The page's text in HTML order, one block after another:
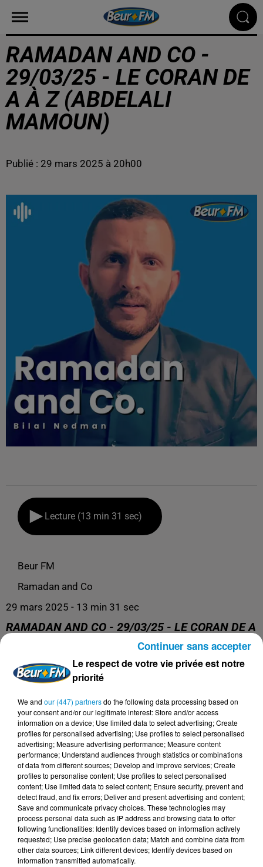
RAMADAN AND CO -
29/03/25 - LE CORAN DE
A À Z (ABDELALI
MAMOUN)
Publié : 29 mars 2025 à 20h00
Lecture (13 min 31 sec)
Beur FM
Ramadan and Co
29 mars 2025 - 13 min 31 sec
RAMADAN AND CO - 29/03/25 - LE CORAN DE A
À Z (ABDELALI MAMOUN)
Le plus grand talkshow du Ramadan !
DERNIERS PODCASTS
24 juillet 2026
Le respect de votre vie privée est notre
priorité
We and our (447) partnersdo the following data processing based on
your consent and/or our legitimate interest: Store and/or access
information on a device; Use limited data to select advertising; Create
profiles for personalised advertising; Use profiles to select personalised
advertising; Measure advertising performance; Measure content
performance; Understand audiences through statistics or combinations
of data from different sources; Develop and improve services; Create
profiles to personalise content; Use profiles to select personalised
content; Use limited data to select content; Ensure security, prevent and
detect fraud, and fix errors; Deliver and present advertising and content;
Save and communicate privacy choices. These technologies may
process personal data such as IP address and browsing data to offer
following functionalities: Identify devices based on information actively
requested; Use precise geolocation data; Match and combine data from
other data sources; Link different devices; Identify devices based on
information transmitted automatically.
Continuer sans accepter